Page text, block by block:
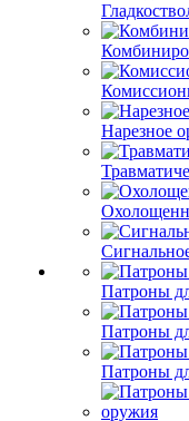
Нарезное
Патроны
Патроны
Патроны